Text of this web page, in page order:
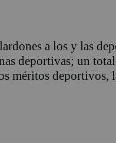
a los y las
deportivas; un
méritos deportivos,